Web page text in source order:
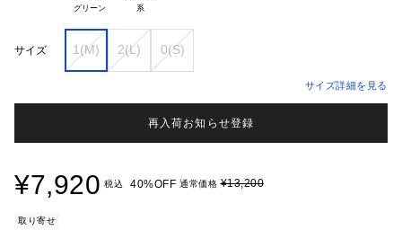
系
サイズ 1(M) 2(L) 0(S)
サイズ詳細を見る
再入荷お知らせ登録
¥7,920 税込 40%OFF 通常価格¥13,200
取り寄せ